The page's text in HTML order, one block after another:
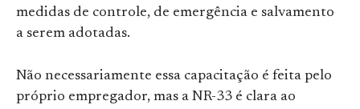
medidas de controle, de emergência e salvamento
a serem adotadas.
Não necessariamente essa capacitação é feita pelo
próprio empregador, mas a NR-33 é clara ao